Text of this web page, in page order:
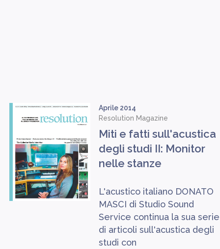
Aprile 2014
Resolution Magazine
Miti e fatti sull'acustica
degli studi II: Monitor
nelle stanze
L'acustico italiano DONATO
MASCI di Studio Sound
Service continua la sua serie
di articoli sull'acustica degli
studi con